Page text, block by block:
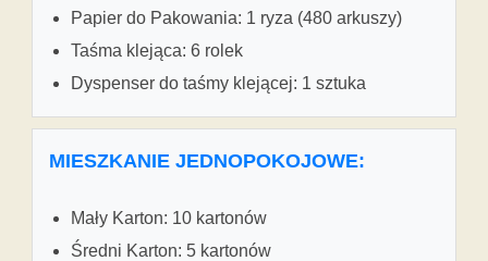
Papier do Pakowania: 1 ryza (480 arkuszy)
Taśma klejąca: 6 rolek
Dyspenser do taśmy klejącej: 1 sztuka
MIESZKANIE JEDNOPOKOJOWE:
Mały Karton: 10 kartonów
Średni Karton: 5 kartonów